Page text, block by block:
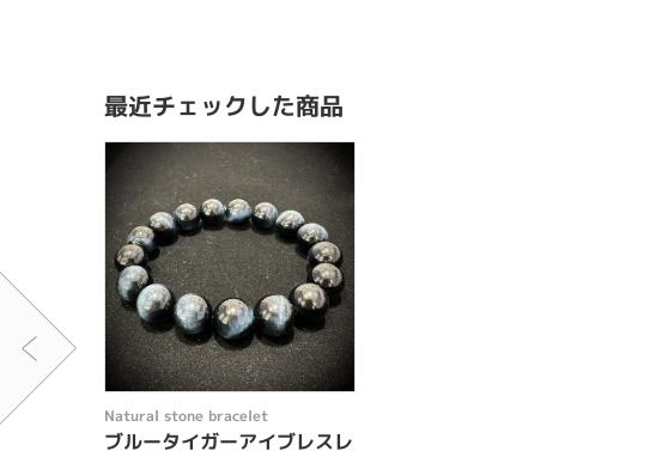
最近チェックした商品
Natural stone bracelet
ブルータイガーアイブレスレ